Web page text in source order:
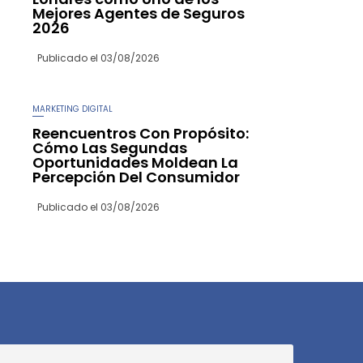
Mejores Agentes de Seguros
2026
Publicado el 03/08/2026
MARKETING DIGITAL
Reencuentros Con Propósito:
Cómo Las Segundas
Oportunidades Moldean La
Percepción Del Consumidor
Publicado el 03/08/2026